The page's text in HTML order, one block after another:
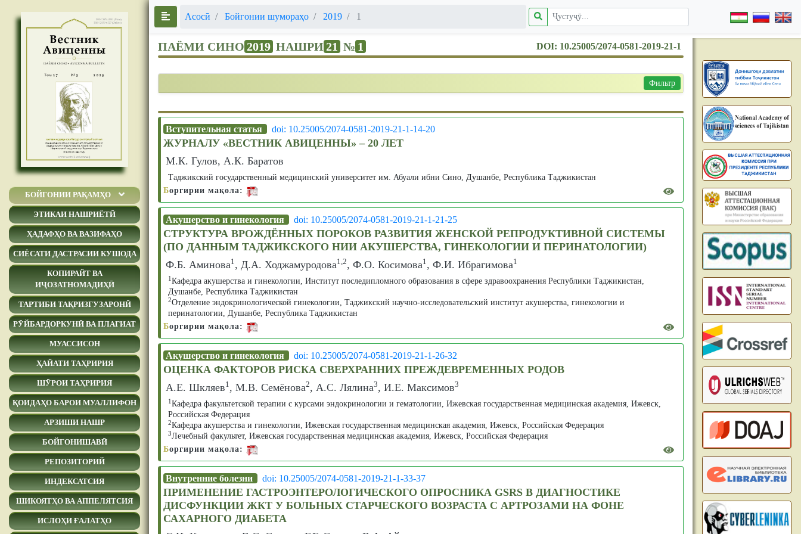
БОЙГОНИИ РАҚАМҲО
ЭТИКАИ НАШРИЁТӢ
ҲАДАФҲО ВА ВАЗИФАҲО
СИЁСАТИ ДАСТРАСИИ КУШОДА
КОПИРАЙТ ВА
ИҶОЗАТНОМАДИҲӢ
ТАРТИБИ ТАҚРИЗГУЗАРОНӢ
РӮЙБАРДОРКУНӢ ВА ПЛАГИАТ
МУАССИСОН
ҲАЙАТИ ТАҲРИРИЯ
ШӮРОИ ТАҲРИРИЯ
ҚОИДАҲО БАРОИ МУАЛЛИФОН
АРЗИШИ НАШР
БОЙГОНИШАВӢ
РЕПОЗИТОРИЙ
ИНДЕКСАТСИЯ
ШИКОЯТҲО ВА АППЕЛЯТСИЯ
ИСЛОҲИ ҒАЛАТҲО
Асосӣ Бойгонии шумораҳо 2019 1
ПАЁМИ СИНО 2019 НАШРИ21 № 1 DOI: 10.25005/2074-0581-2019-21-1
Фильтр
Вступительная статья doi: 10.25005/2074-0581-2019-21-1-14-20
ЖУРНАЛУ «ВЕСТНИК АВИЦЕННЫ» – 20 ЛЕТ
М.К. Гулов, А.К. Баратов
Таджикский государственный медицинский университет им. Абуали ибни Сино, Душанбе, Республика Таджикистан
Боргирии мақола:
Акушерство и гинекология doi: 10.25005/2074-0581-2019-21-1-21-25
СТРУКТУРА ВРОЖДЁННЫХ ПОРОКОВ РАЗВИТИЯ ЖЕНСКОЙ РЕПРОДУКТИВНОЙ СИСТЕМЫ
(ПО ДАННЫМ ТАДЖИКСКОГО НИИ АКУШЕРСТВА, ГИНЕКОЛОГИИ И ПЕРИНАТОЛОГИИ)
Ф.Б. Аминова1, Д.А. Ходжамуродова1,2, Ф.О. Косимова1, Ф.И. Ибрагимова1
1 Кафедра акушерства и гинекологии, Институт последипломного образования в сфере здравоохранения Республики Таджикистан,
Душанбе, Республика Таджикистан
2Отделение эндокринологической гинекологии, Таджикский научно-исследовательский институт акушерства, гинекологии и
перинатологии, Душанбе, Республика Таджикистан
Боргирии мақола:
Акушерство и гинекология doi: 10.25005/2074-0581-2019-21-1-26-32
ОЦЕНКА ФАКТОРОВ РИСКА СВЕРХРАННИХ ПРЕЖДЕВРЕМЕННЫХ РОДОВ
А.Е. Шкляев1, М.В. Семёнова2, А.С. Лялина3, И.Е. Максимов3
1 Кафедра факультетской терапии с курсами эндокринологии и гематологии, Ижевская государственная медицинская академия, Ижевск,
Российская Федерация
2Кафедра акушерства и гинекологии, Ижевская государственная медицинская академия, Ижевск, Российская Федерация
3Лечебный факультет, Ижевская государственная медицинская академия, Ижевск, Российская Федерация
Боргирии мақола:
Внутренние болезни doi: 10.25005/2074-0581-2019-21-1-33-37
ПРИМЕНЕНИЕ ГАСТРОЭНТЕРОЛОГИЧЕСКОГО ОПРОСНИКА GSRS В ДИАГНОСТИКЕ
ДИСФУНКЦИИ ЖКТ У БОЛЬНЫХ СТАРЧЕСКОГО ВОЗРАСТА С АРТРОЗАМИ НА ФОНЕ
САХАРНОГО ДИАБЕТА